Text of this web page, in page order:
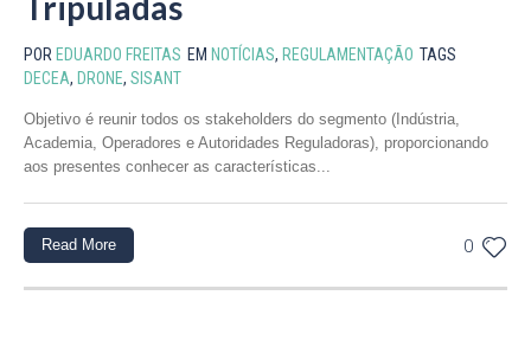
POR EDUARDO FREITAS EM NOTÍCIAS, REGULAMENTAÇÃO TAGS
DECEA, DRONE, SISANT
Objetivo é reunir todos os stakeholders do segmento (Indústria,
Academia, Operadores e Autoridades Reguladoras), proporcionando
aos presentes conhecer as características...
0
Read More